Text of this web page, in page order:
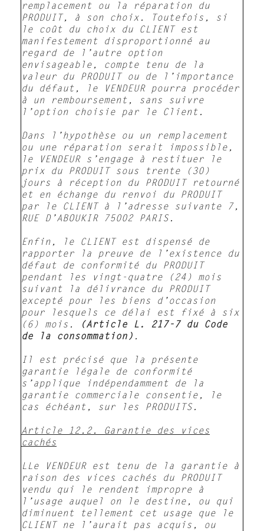
remplacement ou la réparation du
PRODUIT, à son choix. Toutefois, si
le coût du choix du CLIENT est
manifestement disproportionné au
regard de l’autre option
envisageable, compte tenu de la
valeur du PRODUIT ou de l’importance
du défaut, le VENDEUR pourra procéder
à un remboursement, sans suivre
l’option choisie par le Client.
Dans l’hypothèse ou un remplacement
ou une réparation serait impossible,
le VENDEUR s’engage à restituer le
prix du PRODUIT sous trente (30)
jours à réception du PRODUIT retourné
et en échange du renvoi du PRODUIT
par le CLIENT à l’adresse suivante 7,
RUE D’ABOUKIR 75002 PARIS.
Enfin, le CLIENT est dispensé de
rapporter la preuve de l’existence du
défaut de conformité du PRODUIT
pendant les vingt-quatre (24) mois
suivant la délivrance du PRODUIT
excepté pour les biens d’occasion
pour lesquels ce délai est fixé à six
(6) mois.
(Article L. 217-7 du Code
de la consommation) .
Il est précisé que la présente
garantie légale de conformité
s’applique indépendamment de la
garantie commerciale consentie, le
cas échéant, sur les PRODUITS.
Article 12.2. Garantie des vices
cachés
LLe VENDEUR est tenu de la garantie à
raison des vices cachés du PRODUIT
vendu qui le rendent impropre à
l’usage auquel on le destine, ou qui
diminuent tellement cet usage que le
CLIENT ne l’aurait pas acquis, ou